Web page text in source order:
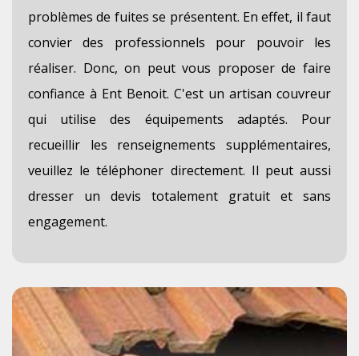
problèmes de fuites se présentent. En effet, il faut
convier des professionnels pour pouvoir les
réaliser. Donc, on peut vous proposer de faire
confiance à Ent Benoit. C'est un artisan couvreur
qui utilise des équipements adaptés. Pour
recueillir les renseignements supplémentaires,
veuillez le téléphoner directement. Il peut aussi
dresser un devis totalement gratuit et sans
engagement.